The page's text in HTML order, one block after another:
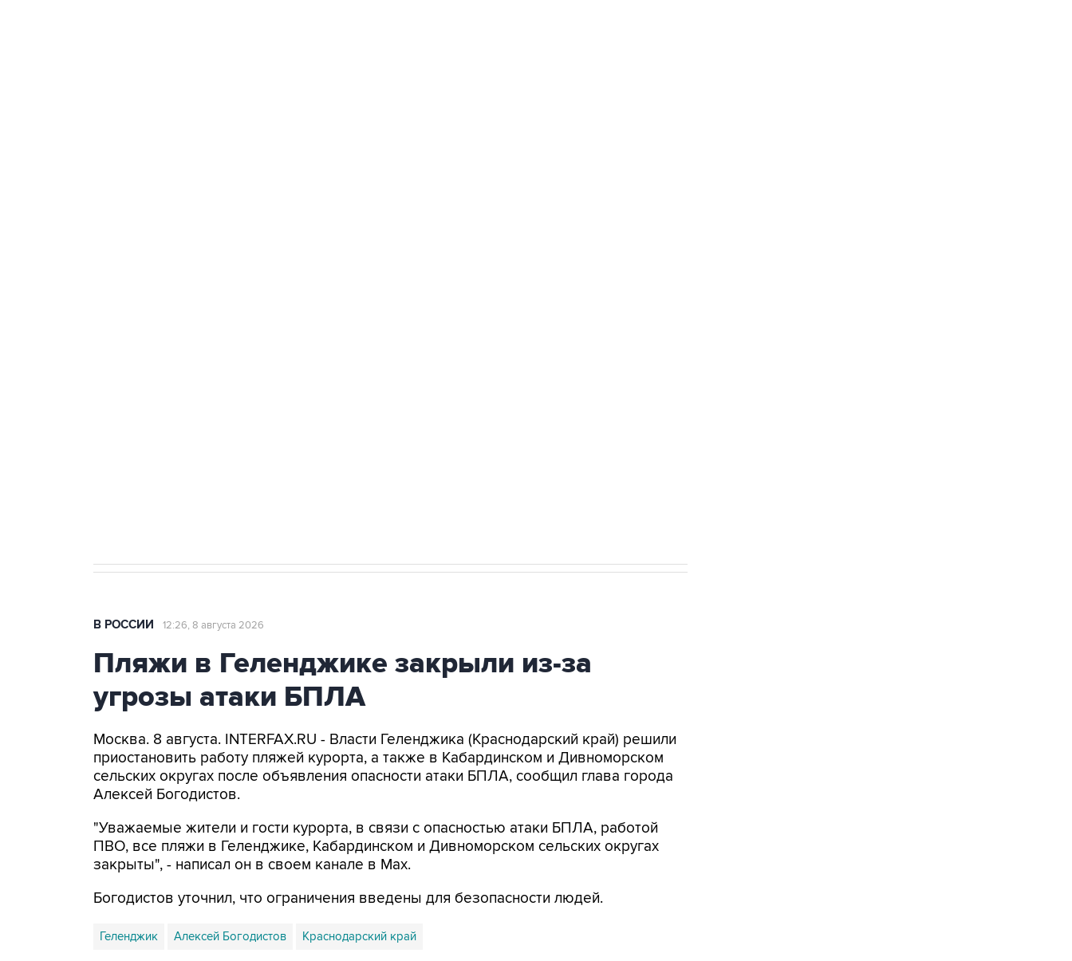
В РОССИИ 12:26, 8 августа 2026
Пляжи в Геленджике закрыли из-за
угрозы атаки БПЛА
Москва. 8 августа. INTERFAX.RU - Власти Геленджика (Краснодарский край) решили
приостановить работу пляжей курорта, а также в Кабардинском и Дивноморском
сельских округах после объявления опасности атаки БПЛА, сообщил глава города
Алексей Богодистов.
"Уважаемые жители и гости курорта, в связи с опасностью атаки БПЛА, работой
ПВО, все пляжи в Геленджике, Кабардинском и Дивноморском сельских округах
закрыты", - написал он в своем канале в Max.
Богодистов уточнил, что ограничения введены для безопасности людей.
Геленджик Алексей Богодистов Краснодарский край